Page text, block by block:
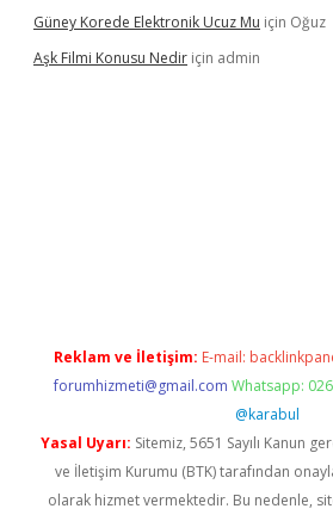
Güney Korede Elektronik Ucuz Mu için Oğuz
Aşk Filmi Konusu Nedir için admin
Reklam ve İletişim: E-mail:
forumhizmeti@gmail.com Whatsapp:
@karabul
Yasal Uyarı: Sitemiz, 5651 Sayılı Kanun
ve İletişim Kurumu (BTK) tarafından
olarak hizmet vermektedir. Bu nedenle,